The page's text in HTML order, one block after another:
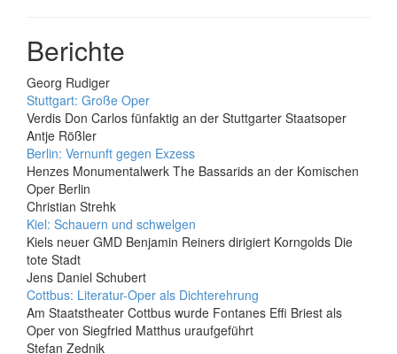
Berichte
Georg Rudiger
Stuttgart: Große Oper
Verdis Don Carlos fünfaktig an der Stuttgarter Staatsoper
Antje Rößler
Berlin: Vernunft gegen Exzess
Henzes Monumentalwerk The Bassarids an der Komischen
Oper Berlin
Christian Strehk
Kiel: Schauern und schwelgen
Kiels neuer GMD Benjamin Reiners dirigiert Korngolds Die
tote Stadt
Jens Daniel Schubert
Cottbus: Literatur-Oper als Dichterehrung
Am Staatstheater Cottbus wurde Fontanes Effi Briest als
Oper von Siegfried Matthus uraufgeführt
Stefan Zednik